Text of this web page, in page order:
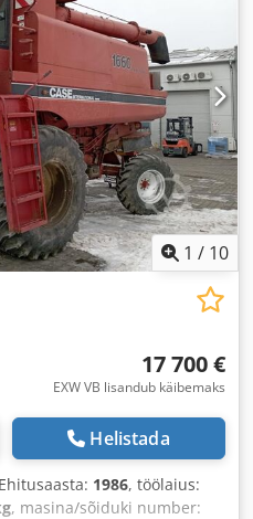
1 / 10
17 700 €
EXW VB lisandub käibemaks
Helistada
1986, töölaius:
, masina/sõiduki number: